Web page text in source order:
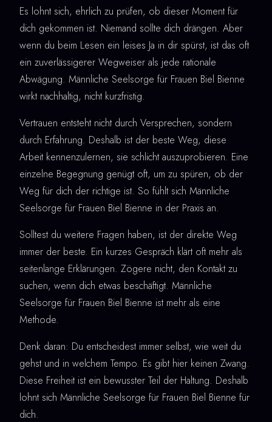
Es lohnt sich, ehrlich zu prüfen, ob dieser Moment für
dich gekommen ist. Niemand sollte dich drängen. Aber
wenn du beim Lesen ein leises Ja in dir spürst, ist das oft
ein zuverlässigerer Wegweiser als jede rationale
Abwägung. Männliche Seelsorge für Frauen Biel Bienne
wirkt nachhaltig, nicht kurzfristig.
Vertrauen entsteht nicht durch Versprechen, sondern
durch Erfahrung. Deshalb ist der beste Weg, diese
Arbeit kennenzulernen, sie schlicht auszuprobieren. Eine
einzelne Begegnung genügt oft, um zu spüren, ob der
Weg für dich der richtige ist. So fühlt sich Männliche
Seelsorge für Frauen Biel Bienne in der Praxis an.
Solltest du weitere Fragen haben, ist der direkte Weg
immer der beste. Ein kurzes Gespräch klärt oft mehr als
seitenlange Erklärungen. Zögere nicht, den Kontakt zu
suchen, wenn dich etwas beschäftigt. Männliche
Seelsorge für Frauen Biel Bienne ist mehr als eine
Methode.
Denk daran: Du entscheidest immer selbst, wie weit du
gehst und in welchem Tempo. Es gibt hier keinen Zwang.
Diese Freiheit ist ein bewusster Teil der Haltung. Deshalb
lohnt sich Männliche Seelsorge für Frauen Biel Bienne für
dich.